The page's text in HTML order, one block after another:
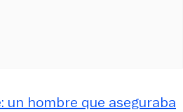
un hombre que aseguraba